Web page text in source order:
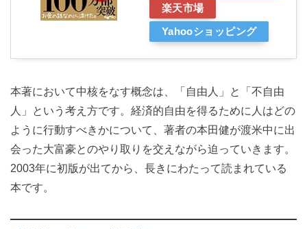
楽天市場
Yahooショッピング
本著において中核をなす概念は、「自由人」と「不自由
人」という考え方です。経済的自由を得るために人はどの
ように行動すべきかについて、著者の本田健が渡米中に出
会った大富豪とのやり取りを交えながら迫っていきます。
2003年に初版が出てから、長きにわたって読まれている
本です。